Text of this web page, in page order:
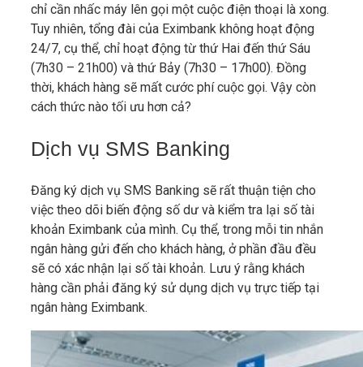
chỉ cần nhấc máy lên gọi một cuộc điện thoại là xong.
Tuy nhiên, tổng đài của Eximbank không hoạt động
24/7, cụ thể, chỉ hoạt động từ thứ Hai đến thứ Sáu
(7h30 – 21h00) và thứ Bảy (7h30 – 17h00). Đồng
thời, khách hàng sẽ mất cước phí cuộc gọi. Vậy còn
cách thức nào tối ưu hơn cả?
Dịch vụ SMS Banking
Đăng ký dịch vụ SMS Banking sẽ rất thuận tiện cho
việc theo dõi biến động số dư và kiểm tra lại số tài
khoản Eximbank của mình. Cụ thể, trong mỗi tin nhắn
ngân hàng gửi đến cho khách hàng, ở phần đầu đều
sẽ có xác nhận lại số tài khoản. Lưu ý rằng khách
hàng cần phải đăng ký sử dụng dịch vụ trực tiếp tại
ngân hàng Eximbank.